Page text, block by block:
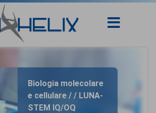
Biologia molecolare
e cellulare / / LUNA-
STEM IQ/OQ